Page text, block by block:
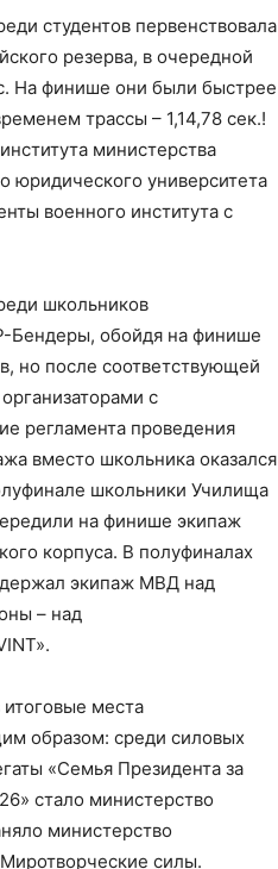
студентов первенствовала
резерва, в очередной
На финише они были быстрее
трассы – 1,14,78 сек.!
министерства
юридического университета
военного института с
школьников
обойдя на финише
но после соответствующей
с
регламента проведения
вместо школьника оказался
школьники Училища
на финише экипаж
корпуса. В полуфиналах
экипаж МВД над
– над
места
образом: среди силовых
«Семья Президента за
стало министерство
министерство
силы.